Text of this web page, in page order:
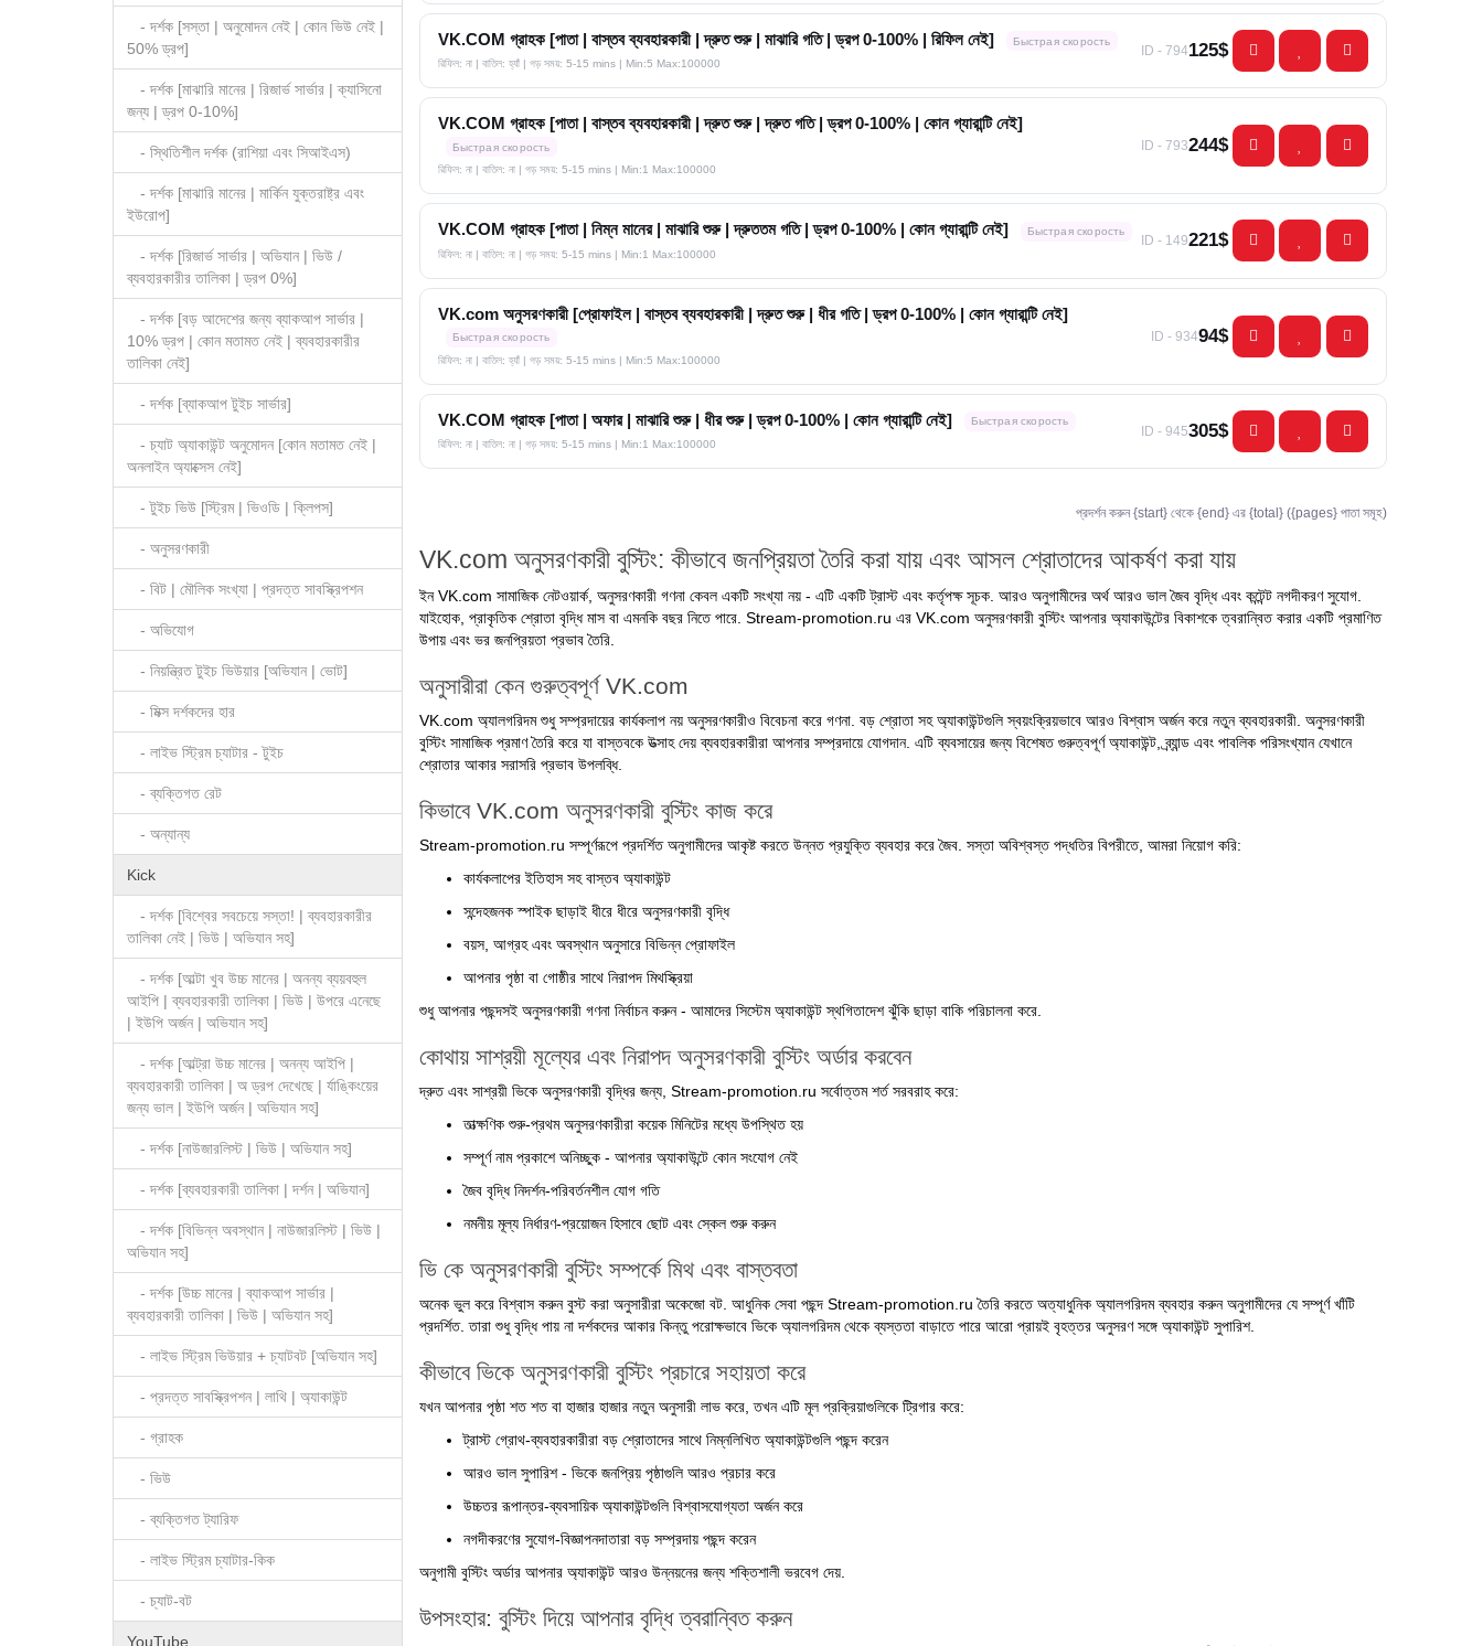
- দর্শক [সস্তা | অনুমোদন নেই | কোন ভিউ নেই |
50% ড্রপ]
- দর্শক [মাঝারি মানের | রিজার্ভ সার্ভার | ক্যাসিনো
জন্য | ড্রপ 0-10%]
- স্থিতিশীল দর্শক (রাশিয়া এবং সিআইএস)
- দর্শক [মাঝারি মানের | মার্কিন যুক্তরাষ্ট্র এবং
ইউরোপ]
- দর্শক [রিজার্ভ সার্ভার | অভিযান | ভিউ /
ব্যবহারকারীর তালিকা | ড্রপ 0%]
- দর্শক [বড় আদেশের জন্য ব্যাকআপ সার্ভার |
10% ড্রপ | কোন মতামত নেই | ব্যবহারকারীর
তালিকা নেই]
- দর্শক [ব্যাকআপ টুইচ সার্ভার]
- চ্যাট অ্যাকাউন্ট অনুমোদন [কোন মতামত নেই |
অনলাইন অ্যাক্সেস নেই]
- টুইচ ভিউ [স্ট্রিম | ভিওডি | ক্লিপস]
- অনুসরণকারী
- বিট | মৌলিক সংখ্যা | প্রদত্ত সাবস্ক্রিপশন
- অভিযোগ
- নিয়ন্ত্রিত টুইচ ভিউয়ার [অভিযান | ভোট]
- মিক্স দর্শকদের হার
- লাইভ স্ট্রিম চ্যাটার - টুইচ
- ব্যক্তিগত রেট
- অন্যান্য
Kick
- দর্শক [বিশ্বের সবচেয়ে সস্তা! | ব্যবহারকারীর
তালিকা নেই | ভিউ | অভিযান সহ]
- দর্শক [আল্টা খুব উচ্চ মানের | অনন্য ব্যয়বহুল
আইপি | ব্যবহারকারী তালিকা | ভিউ | উপরে এনেছে
| ইউপি অর্জন | অভিযান সহ]
- দর্শক [আল্ট্রা উচ্চ মানের | অনন্য আইপি |
ব্যবহারকারী তালিকা | অ ড্রপ দেখেছে | র্যাঙ্কিংয়ের
জন্য ভাল | ইউপি অর্জন | অভিযান সহ]
- দর্শক [নাউজারলিস্ট | ভিউ | অভিযান সহ]
- দর্শক [ব্যবহারকারী তালিকা | দর্শন | অভিযান]
- দর্শক [বিভিন্ন অবস্থান | নাউজারলিস্ট | ভিউ |
অভিযান সহ]
- দর্শক [উচ্চ মানের | ব্যাকআপ সার্ভার |
ব্যবহারকারী তালিকা | ভিউ | অভিযান সহ]
- লাইভ স্ট্রিম ভিউয়ার + চ্যাটবট [অভিযান সহ]
- প্রদত্ত সাবস্ক্রিপশন | লাথি | অ্যাকাউন্ট
- গ্রাহক
- ভিউ
- ব্যক্তিগত ট্যারিফ
- লাইভ স্ট্রিম চ্যাটার-কিক
- চ্যাট-বট
YouTube
VK.COM গ্রাহক [পাতা | বাস্তব ব্যবহারকারী | দ্রুত শুরু | মাঝারি গতি | ড্রপ 0-100% | রিফিল নেই]
Быстрая скорость
রিফিল: না | বাতিল: হ্যাঁ | গড় সময়: 5-15 mins | Min:5 Max:100000
ID - 794125$
VK.COM গ্রাহক [পাতা | বাস্তব ব্যবহারকারী | দ্রুত শুরু | দ্রুত গতি | ড্রপ 0-100% | কোন গ্যারান্টি নেই]
Быстрая скорость
রিফিল: না | বাতিল: না | গড় সময়: 5-15 mins
| Min:1 Max:100000
ID - 793244$
VK.COM গ্রাহক [পাতা | নিম্ন মানের | মাঝারি শুরু | দ্রুততম গতি | ড্রপ 0-100% | কোন গ্যারান্টি নেই]
Быстрая скорость
রিফিল: না | বাতিল: না | গড় সময়: 5-15 mins | Min:1 Max:100000
ID - 149221$
VK.com অনুসরণকারী [প্রোফাইল | বাস্তব ব্যবহারকারী | দ্রুত শুরু | ধীর গতি | ড্রপ 0-100% | কোন গ্যারান্টি নেই]
Быстрая скорость
রিফিল: না | বাতিল: হ্যাঁ | গড় সময়: 5-15 mins | Min:5 Max:100000
ID - 93494$
VK.COM গ্রাহক [পাতা | অফার | মাঝারি শুরু | ধীর শুরু | ড্রপ 0-100% | কোন গ্যারান্টি নেই]
Быстрая скорость
রিফিল: না | বাতিল: না | গড় সময়: 5-15 mins | Min:1 Max:100000
ID - 945305$
প্রদর্শন করুন {start} থেকে {end} এর {total} ({pages} পাতা সমূহ)
VK.com অনুসরণকারী বুস্টিং: কীভাবে জনপ্রিয়তা তৈরি করা যায় এবং আসল শ্রোতাদের আকর্ষণ করা যায়
ইন VK.com সামাজিক নেটওয়ার্ক, অনুসরণকারী গণনা কেবল একটি সংখ্যা নয় - এটি একটি ট্রাস্ট এবং কর্তৃপক্ষ সূচক. আরও অনুগামীদের অর্থ আরও ভাল জৈব বৃদ্ধি এবং কন্টেন্ট নগদীকরণ সুযোগ.
যাইহোক, প্রাকৃতিক শ্রোতা বৃদ্ধি মাস বা এমনকি বছর নিতে পারে. Stream-promotion.ru এর VK.com অনুসরণকারী বুস্টিং আপনার অ্যাকাউন্টের বিকাশকে ত্বরান্বিত করার একটি প্রমাণিত
উপায় এবং ভর জনপ্রিয়তা প্রভাব তৈরি.
অনুসারীরা কেন গুরুত্বপূর্ণ VK.com
VK.com অ্যালগরিদম শুধু সম্প্রদায়ের কার্যকলাপ নয় অনুসরণকারীও বিবেচনা করে গণনা. বড় শ্রোতা সহ অ্যাকাউন্টগুলি স্বয়ংক্রিয়ভাবে আরও বিশ্বাস অর্জন করে নতুন ব্যবহারকারী. অনুসরণকারী
বুস্টিং সামাজিক প্রমাণ তৈরি করে যা বাস্তবকে উত্সাহ দেয় ব্যবহারকারীরা আপনার সম্প্রদায়ে যোগদান. এটি ব্যবসায়ের জন্য বিশেষত গুরুত্বপূর্ণ অ্যাকাউন্ট, ব্র্যান্ড এবং পাবলিক পরিসংখ্যান যেখানে
শ্রোতার আকার সরাসরি প্রভাব উপলব্ধি.
কিভাবে VK.com অনুসরণকারী বুস্টিং কাজ করে
Stream-promotion.ru সম্পূর্ণরূপে প্রদর্শিত অনুগামীদের আকৃষ্ট করতে উন্নত প্রযুক্তি ব্যবহার করে জৈব. সস্তা অবিশ্বস্ত পদ্ধতির বিপরীতে, আমরা নিয়োগ করি:
কার্যকলাপের ইতিহাস সহ বাস্তব অ্যাকাউন্ট
সন্দেহজনক স্পাইক ছাড়াই ধীরে ধীরে অনুসরণকারী বৃদ্ধি
বয়স, আগ্রহ এবং অবস্থান অনুসারে বিভিন্ন প্রোফাইল
আপনার পৃষ্ঠা বা গোষ্ঠীর সাথে নিরাপদ মিথস্ক্রিয়া
শুধু আপনার পছন্দসই অনুসরণকারী গণনা নির্বাচন করুন - আমাদের সিস্টেম অ্যাকাউন্ট স্থগিতাদেশ ঝুঁকি ছাড়া বাকি পরিচালনা করে.
কোথায় সাশ্রয়ী মূল্যের এবং নিরাপদ অনুসরণকারী বুস্টিং অর্ডার করবেন
দ্রুত এবং সাশ্রয়ী ভিকে অনুসরণকারী বৃদ্ধির জন্য, Stream-promotion.ru সর্বোত্তম শর্ত সরবরাহ করে:
তাত্ক্ষণিক শুরু-প্রথম অনুসরণকারীরা কয়েক মিনিটের মধ্যে উপস্থিত হয়
সম্পূর্ণ নাম প্রকাশে অনিচ্ছুক - আপনার অ্যাকাউন্টে কোন সংযোগ নেই
জৈব বৃদ্ধি নিদর্শন-পরিবর্তনশীল যোগ গতি
নমনীয় মূল্য নির্ধারণ-প্রয়োজন হিসাবে ছোট এবং স্কেল শুরু করুন
ভি কে অনুসরণকারী বুস্টিং সম্পর্কে মিথ এবং বাস্তবতা
অনেক ভুল করে বিশ্বাস করুন বুস্ট করা অনুসারীরা অকেজো বট. আধুনিক সেবা পছন্দ Stream-promotion.ru তৈরি করতে অত্যাধুনিক অ্যালগরিদম ব্যবহার করুন অনুগামীদের যে সম্পূর্ণ খাঁটি
প্রদর্শিত. তারা শুধু বৃদ্ধি পায় না দর্শকদের আকার কিন্তু পরোক্ষভাবে ভিকে অ্যালগরিদম থেকে ব্যস্ততা বাড়াতে পারে আরো প্রায়ই বৃহত্তর অনুসরণ সঙ্গে অ্যাকাউন্ট সুপারিশ.
কীভাবে ভিকে অনুসরণকারী বুস্টিং প্রচারে সহায়তা করে
যখন আপনার পৃষ্ঠা শত শত বা হাজার হাজার নতুন অনুসারী লাভ করে, তখন এটি মূল প্রক্রিয়াগুলিকে ট্রিগার করে:
ট্রাস্ট গ্রোথ-ব্যবহারকারীরা বড় শ্রোতাদের সাথে নিম্নলিখিত অ্যাকাউন্টগুলি পছন্দ করেন
আরও ভাল সুপারিশ - ভিকে জনপ্রিয় পৃষ্ঠাগুলি আরও প্রচার করে
উচ্চতর রূপান্তর-ব্যবসায়িক অ্যাকাউন্টগুলি বিশ্বাসযোগ্যতা অর্জন করে
নগদীকরণের সুযোগ-বিজ্ঞাপনদাতারা বড় সম্প্রদায় পছন্দ করেন
অনুগামী বুস্টিং অর্ডার আপনার অ্যাকাউন্ট আরও উন্নয়নের জন্য শক্তিশালী ভরবেগ দেয়.
উপসংহার: বুস্টিং দিয়ে আপনার বৃদ্ধি ত্বরান্বিত করুন